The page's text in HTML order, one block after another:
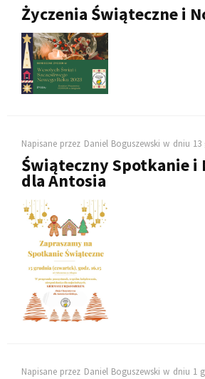
Życzenia Świąteczne i
Napisane przez Daniel Boguszewskiw dniu 13
Świąteczny Spotkanie i
dla Antosia
Napisane przez Daniel Boguszewskiw dniu 1